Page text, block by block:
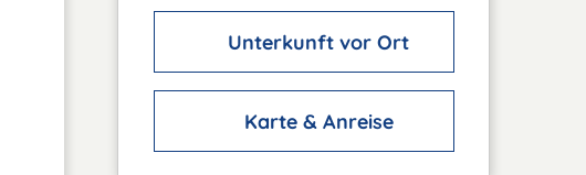
Unterkunft vor Ort
Karte & Anreise